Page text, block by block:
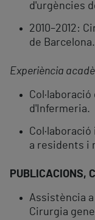
d'urgències
2010–2012:
de Barcelona.
Experiència
d'Infermeria.
a residents i
PUBLICACIONS,
Assistència
Cirurgia